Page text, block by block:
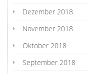
Dezember 2018
November 2018
Oktober 2018
September 2018